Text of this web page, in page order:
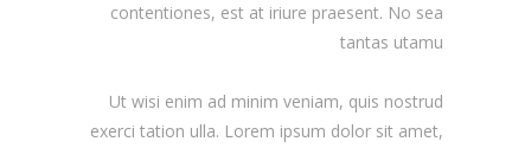
contentiones, est at iriure praesent. No sea
tantas utamu
Ut wisi enim ad minim veniam, quis nostrud
exerci tation ulla. Lorem ipsum dolor sit amet,